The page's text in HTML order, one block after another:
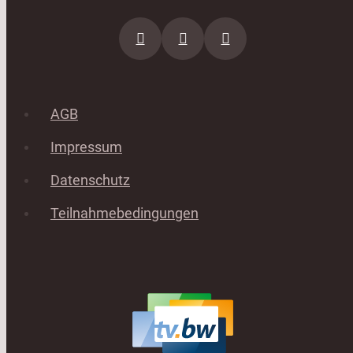
AGB
Impressum
Datenschutz
Teilnahmebedingungen